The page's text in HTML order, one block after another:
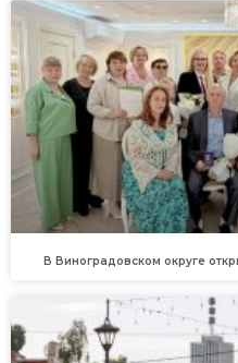
В Виноградовском округе